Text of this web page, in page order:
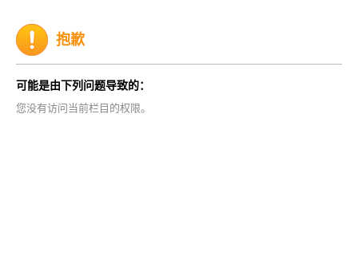
抱歉
可能是由下列问题导致的：
您没有访问当前栏目的权限。